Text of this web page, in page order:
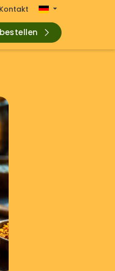
Kontakt